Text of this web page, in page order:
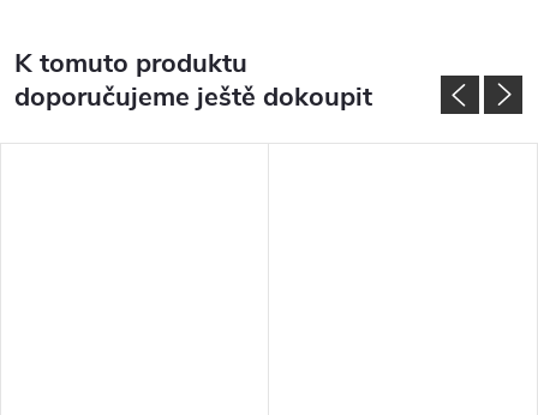
K tomuto produktu
doporučujeme ještě dokoupit